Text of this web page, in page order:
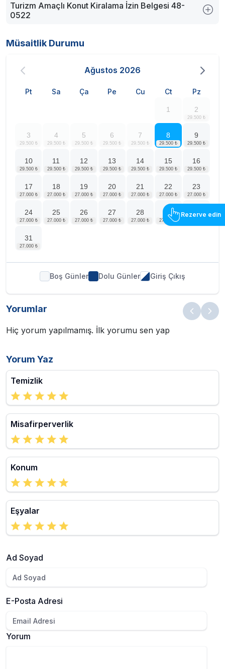
Turizm Amaçlı Konut Kiralama İzin Belgesi 48-
0522
Müsaitlik Durumu
Ağustos 2026
Pt Sa Ça Pe Cu Ct Pz
1 2
3 4 5 6 7 8 9
10 11 12 13 14 15 16
17 18 19 20 21 22 23
24 25 26 27 28 29 30
31
Boş Günler Dolu Günler Giriş Çıkış
Yorumlar
Hiç yorum yapılmamış. İlk yorumu sen yap
Yorum Yaz
Temizlik
Misafirperverlik
Konum
Eşyalar
Ad Soyad
E-Posta Adresi
Yorum
Rezerve edin